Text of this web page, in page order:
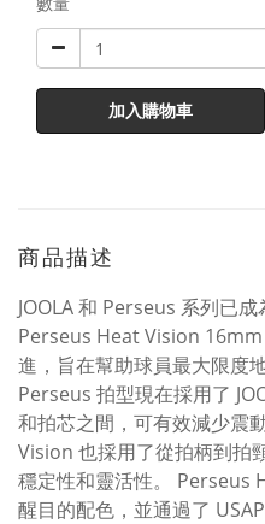
加入購物車
商品描述
JOOLA 和 Perseus 系列已
Perseus Heat Vision
進，旨在幫助球員最大限度
Perseus 拍型現在採用了
和拍芯之間，可有效減少震
Vision 也採用了從拍柄到拍
穩定性和靈活性。 Perseus
醒目的配色，並通過了